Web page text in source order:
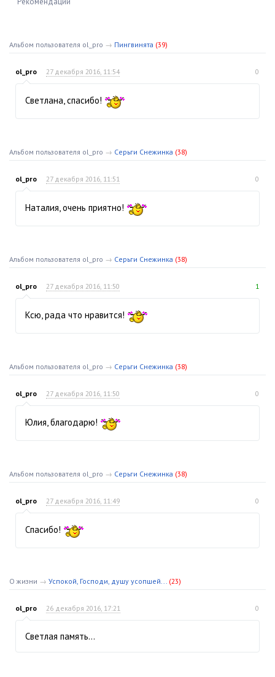
Альбом пользователя ol_pro → Пингвинята (39)
ol_pro 27 декабря 2016, 11:54 0
Светлана, спасибо!
Альбом пользователя ol_pro → Серьги Снежинка (38)
ol_pro 27 декабря 2016, 11:51 0
Наталия, очень приятно!
Альбом пользователя ol_pro → Серьги Снежинка (38)
ol_pro 27 декабря 2016, 11:50 1
Ксю, рада что нравится!
Альбом пользователя ol_pro → Серьги Снежинка (38)
ol_pro 27 декабря 2016, 11:50 0
Юлия, благодарю!
Альбом пользователя ol_pro → Серьги Снежинка (38)
ol_pro 27 декабря 2016, 11:49 0
Спасибо!
О жизни → Успокой, Господи, душу усопшей... (23)
ol_pro 26 декабря 2016, 17:21 0
Светлая память…